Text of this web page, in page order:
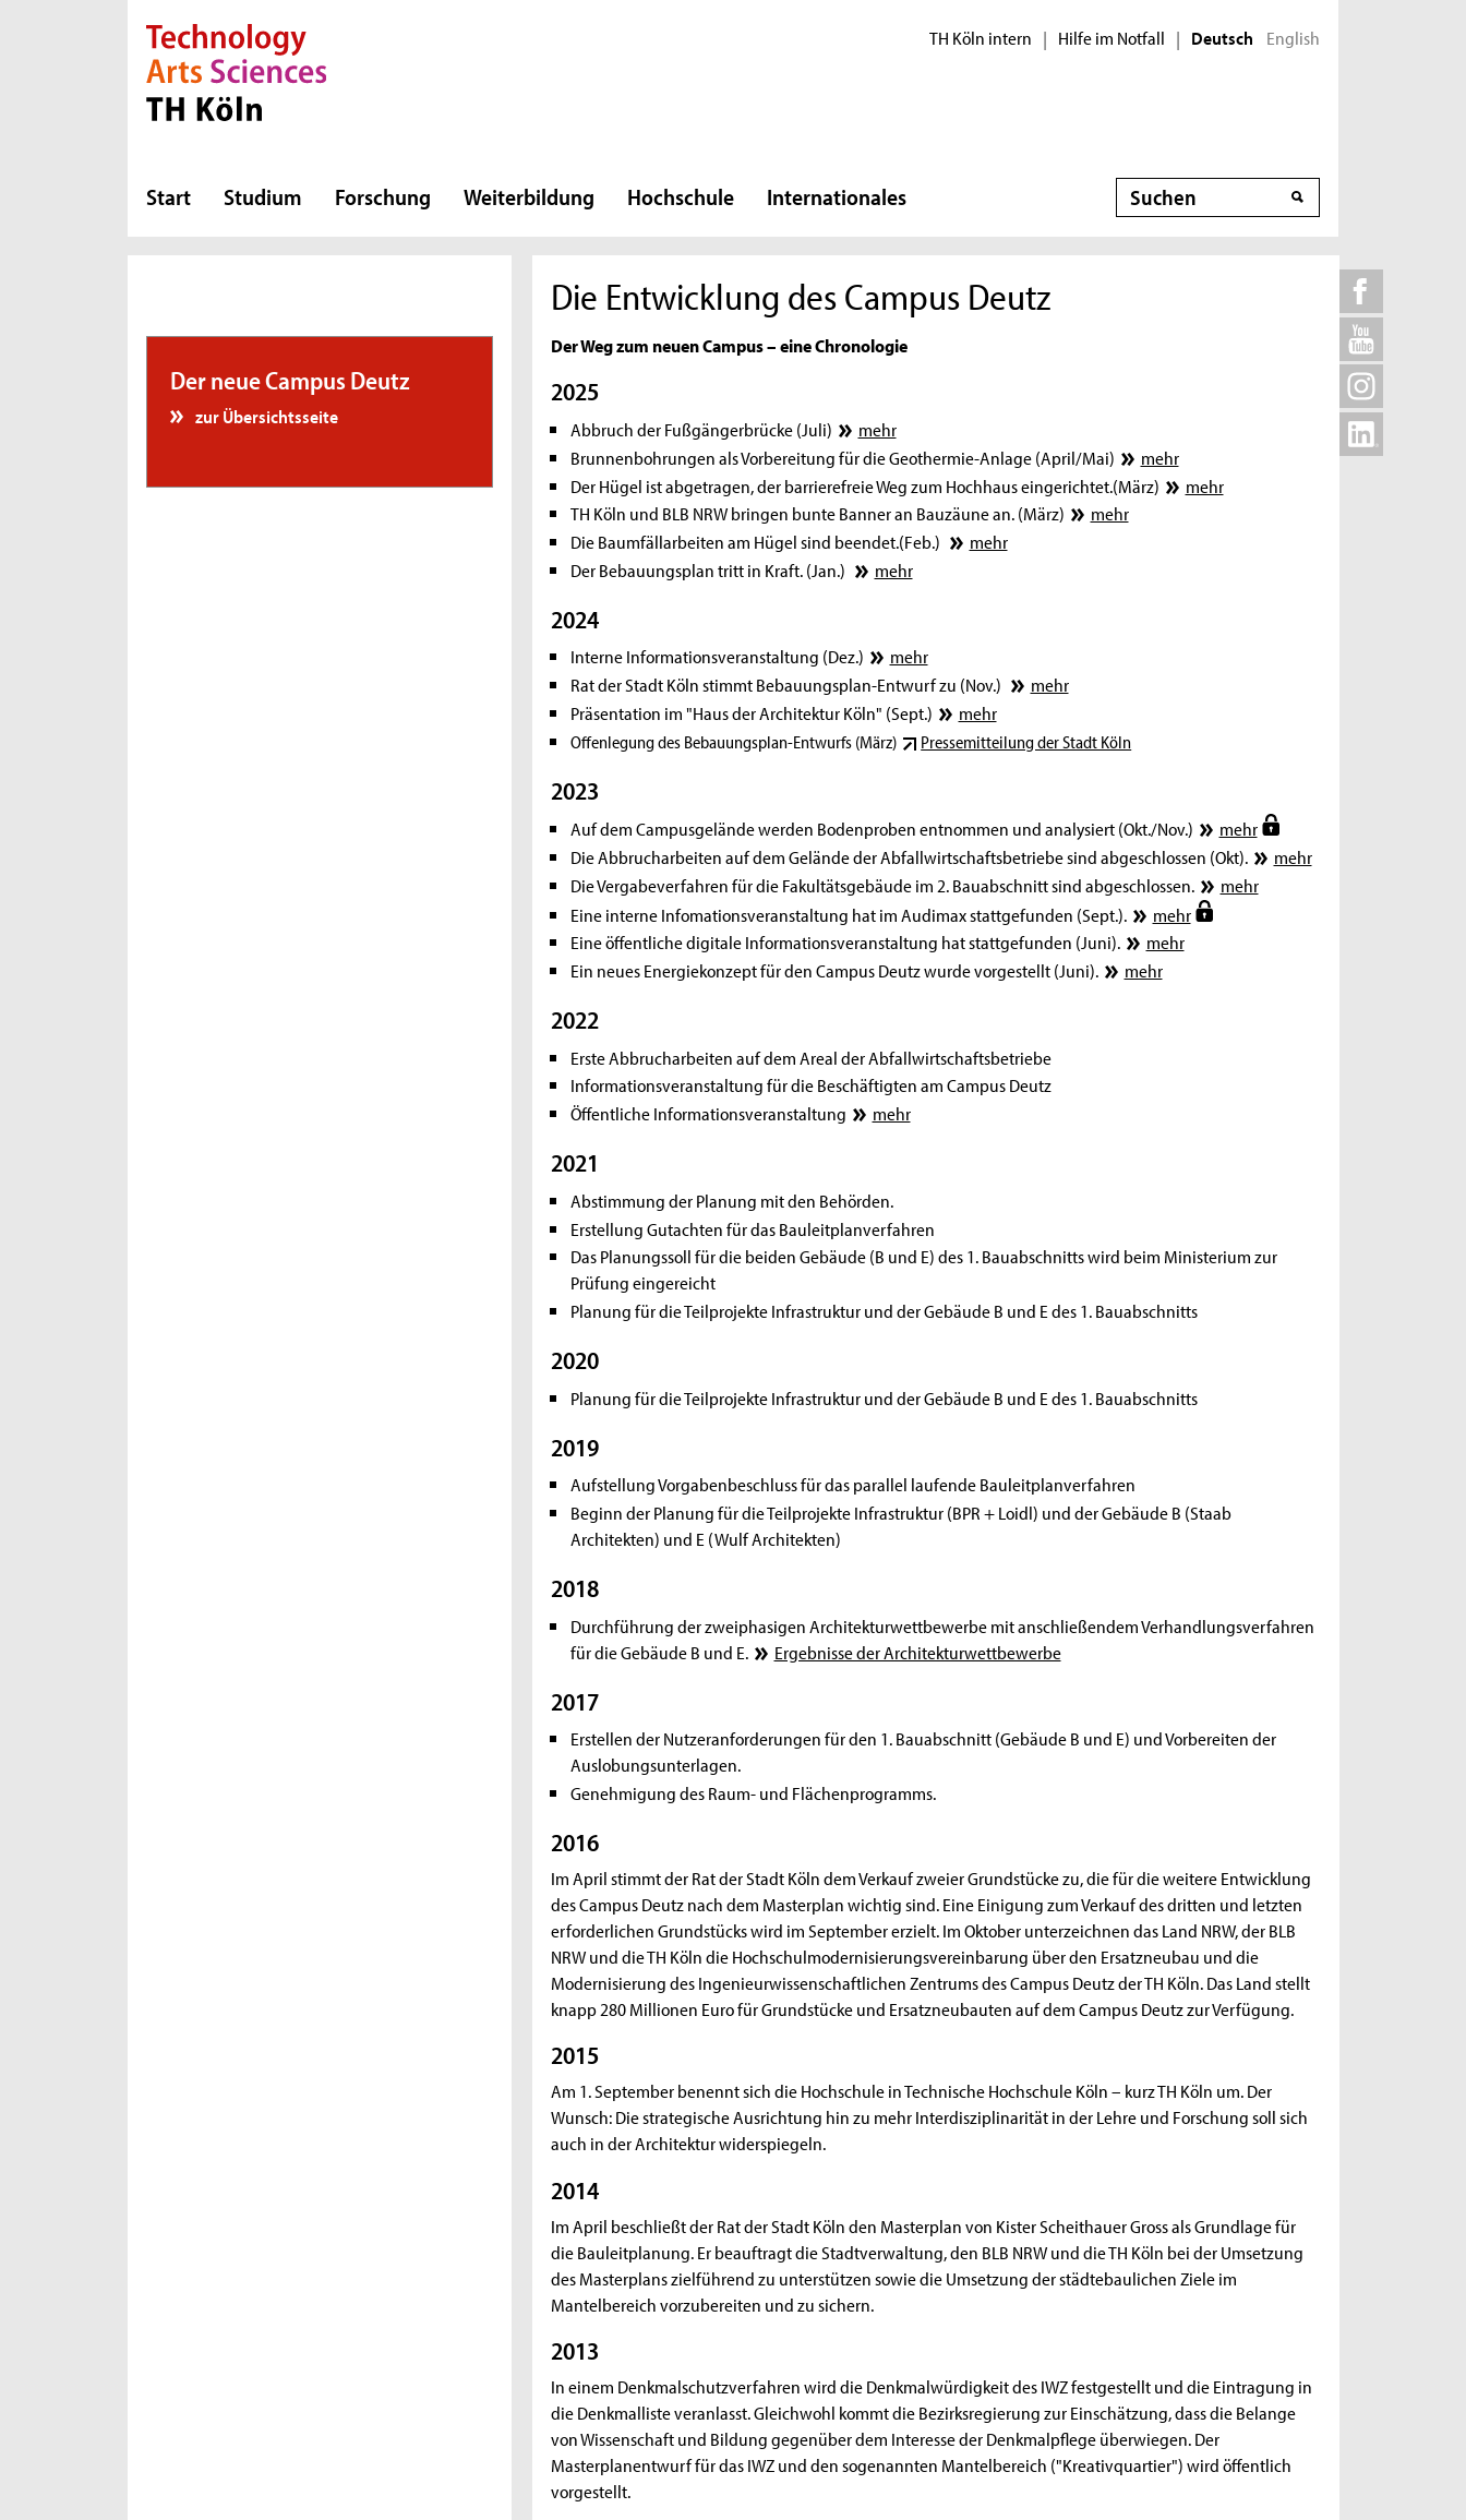
Direkt zur Hauptnavigation
Direkt zur Subnavigation
Direkt zum Inhalt
Direkt zum Fußbereich TH Köln intern | Hilfe im Notfall | Deutsch English
Start Studium Forschung Weiterbildung Hochschule Internationales Suche
Der neue Campus Deutz
zur Übersichtsseite
Die Entwicklung des Campus Deutz
Der Weg zum neuen Campus – eine Chronologie
2025
Abbruch der Fußgängerbrücke (Juli)
mehr
Brunnenbohrungen als Vorbereitung für die Geothermie-Anlage (April/Mai)
mehr
Der Hügel ist abgetragen, der barrierefreie Weg zum Hochhaus eingerichtet.(März)
mehr
TH Köln und BLB NRW bringen bunte Banner an Bauzäune an. (März)
mehr
Die Baumfällarbeiten am Hügel sind beendet.(Feb.)
mehr
Der Bebauungsplan tritt in Kraft. (Jan.)
mehr
2024
Interne Informationsveranstaltung (Dez.)
mehr
Rat der Stadt Köln stimmt Bebauungsplan-Entwurf zu (Nov.)
mehr
Präsentation im "Haus der Architektur Köln" (Sept.)
mehr
Offenlegung des Bebauungsplan-Entwurfs (März) Pressemitteilung der Stadt Köln
2023
Auf dem Campusgelände werden Bodenproben entnommen und analysiert (Okt./Nov.)
mehr
Die Abbrucharbeiten auf dem Gelände der Abfallwirtschaftsbetriebe sind abgeschlossen (Okt).
mehr
Die Vergabeverfahren für die Fakultätsgebäude im 2. Bauabschnitt sind abgeschlossen.
mehr
Eine interne Infomationsveranstaltung hat im Audimax stattgefunden (Sept.).
mehr
Eine öffentliche digitale Informationsveranstaltung hat stattgefunden (Juni).
mehr
Ein neues Energiekonzept für den Campus Deutz wurde vorgestellt (Juni).
mehr
2022
Erste Abbrucharbeiten auf dem Areal der Abfallwirtschaftsbetriebe
Informationsveranstaltung für die Beschäftigten am Campus Deutz
Öffentliche Informationsveranstaltung
mehr
2021
Abstimmung der Planung mit den Behörden.
Erstellung Gutachten für das Bauleitplanverfahren
Das Planungssoll für die beiden Gebäude (B und E) des 1. Bauabschnitts wird beim Ministerium zur
Prüfung eingereicht
Planung für die Teilprojekte Infrastruktur und der Gebäude B und E des 1. Bauabschnitts
2020
Planung für die Teilprojekte Infrastruktur und der Gebäude B und E des 1. Bauabschnitts
2019
Aufstellung Vorgabenbeschluss für das parallel laufende Bauleitplanverfahren
Beginn der Planung für die Teilprojekte Infrastruktur (BPR + Loidl) und der Gebäude B (Staab
Architekten) und E (Wulf Architekten)
2018
Durchführung der zweiphasigen Architekturwettbewerbe mit anschließendem Verhandlungsverfahren
für die Gebäude B und E.
Ergebnisse der Architekturwettbewerbe
2017
Erstellen der Nutzeranforderungen für den 1. Bauabschnitt (Gebäude B und E) und Vorbereiten der
Auslobungsunterlagen.
Genehmigung des Raum- und Flächenprogramms.
2016
Im April stimmt der Rat der Stadt Köln dem Verkauf zweier Grundstücke zu, die für die weitere Entwicklung
des Campus Deutz nach dem Masterplan wichtig sind. Eine Einigung zum Verkauf des dritten und letzten
erforderlichen Grundstücks wird im September erzielt. Im Oktober unterzeichnen das Land NRW, der BLB
NRW und die TH Köln die Hochschulmodernisierungsvereinbarung über den Ersatzneubau und die
Modernisierung des Ingenieurwissenschaftlichen Zentrums des Campus Deutz der TH Köln. Das Land stellt
knapp 280 Millionen Euro für Grundstücke und Ersatzneubauten auf dem Campus Deutz zur Verfügung.
2015
Am 1. September benennt sich die Hochschule in Technische Hochschule Köln – kurz TH Köln um. Der
Wunsch: Die strategische Ausrichtung hin zu mehr Interdisziplinarität in der Lehre und Forschung soll sich
auch in der Architektur widerspiegeln.
2014
Im April beschließt der Rat der Stadt Köln den Masterplan von Kister Scheithauer Gross als Grundlage für
die Bauleitplanung. Er beauftragt die Stadtverwaltung, den BLB NRW und die TH Köln bei der Umsetzung
des Masterplans zielführend zu unterstützen sowie die Umsetzung der städtebaulichen Ziele im
Mantelbereich vorzubereiten und zu sichern.
2013
In einem Denkmalschutzverfahren wird die Denkmalwürdigkeit des IWZ festgestellt und die Eintragung in
die Denkmalliste veranlasst. Gleichwohl kommt die Bezirksregierung zur Einschätzung, dass die Belange
von Wissenschaft und Bildung gegenüber dem Interesse der Denkmalpflege überwiegen. Der
Masterplanentwurf für das IWZ und den sogenannten Mantelbereich ("Kreativquartier") wird öffentlich
vorgestellt.